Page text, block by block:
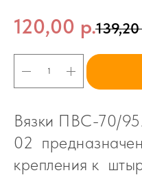
120,00 р.139,20
Вязки ПВС-70/
02
крепления к